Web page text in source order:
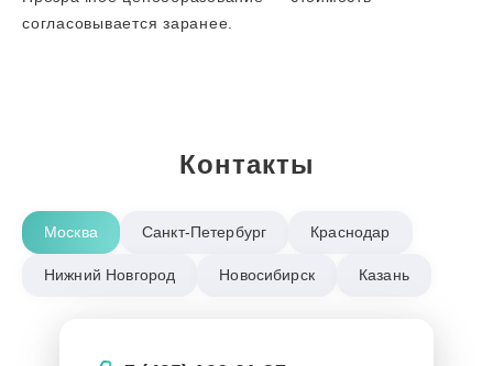
согласовывается заранее.
Контакты
Москва Санкт-Петербург Краснодар
Нижний Новгород Новосибирск Казань